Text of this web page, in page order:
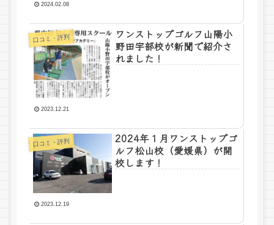
2024.02.08
口コミ・評判
ワンストップゴルフ山陽小
野田宇部校が新聞で紹介さ
れました！
2023.12.21
口コミ・評判
2024年１月ワンストップゴ
ルフ松山校（愛媛県）が開
校します！
2023.12.19